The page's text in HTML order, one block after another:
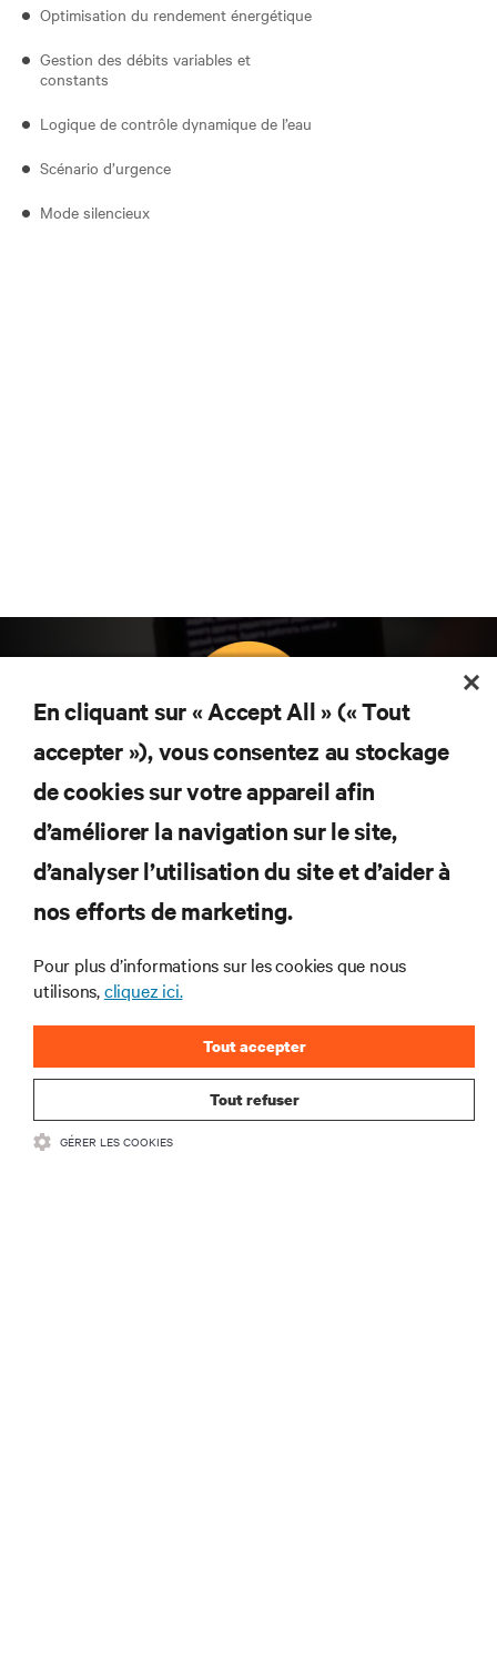
Optimisation du rendement énergétique
Gestion des débits variables et
constants
Logique de contrôle dynamique de l’eau
Scénario d’urgence
Mode silencieux
Abonnez-vous pour connaître les dernières
tendances technologiques
Recevez régulièrement l’actualité sur les sujets les
plus importants du secteur, ainsi que les dernières
interventions et avis de nos experts sur la gestion,
l’alimentation et le refroidissement des data centers
et des infrastructures informatiques critiques.
S’INSCRIRE MAINTENANT
En cliquant sur « Accept All » (« Tout
accepter »), vous consentez au stockage
de cookies sur votre appareil afin
d’améliorer la navigation sur le site,
d’analyser l’utilisation du site et d’aider à
nos efforts de marketing.
Pour plus d’informations sur les cookies que nous
utilisons,cliquez ici.
Tout refuser
Tout accepter
GÉRER LES COOKIES